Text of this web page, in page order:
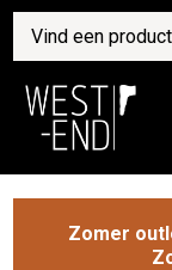
Zomer